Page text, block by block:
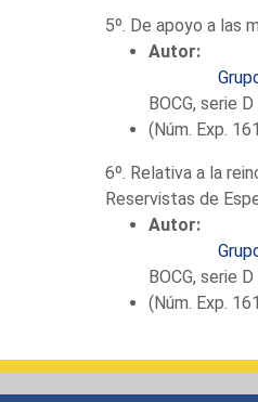
5º. De apoyo a las
Autor:
BOCG, serie
(Núm. Exp.
6º. Relativa a la
Reservistas de
Autor:
BOCG, serie
(Núm. Exp.